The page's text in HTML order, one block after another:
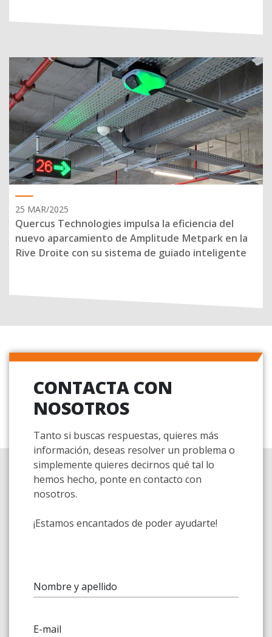
25 MAR/2025
Quercus Technologies impulsa la eficiencia del
nuevo aparcamiento de Amplitude Metpark en la
Rive Droite con su sistema de guiado inteligente
CONTACTA CON
NOSOTROS
Tanto si buscas respuestas, quieres más
información, deseas resolver un problema o
simplemente quieres decirnos qué tal lo
hemos hecho, ponte en contacto con
nosotros.
¡Estamos encantados de poder ayudarte!
Nombre y apellido
E-mail